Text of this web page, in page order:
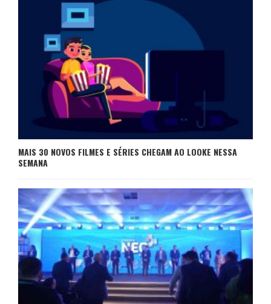
MAIS 30 NOVOS FILMES E SÉRIES CHEGAM AO LOOKE NESSA
SEMANA